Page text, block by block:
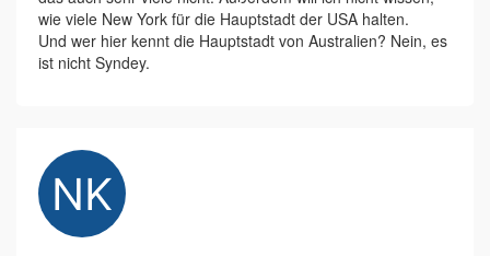
wie viele New York für die Hauptstadt der USA halten.
Und wer hier kennt die Hauptstadt von Australien? Nein, es
ist nicht Syndey.